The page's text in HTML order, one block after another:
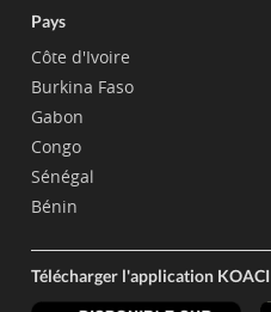
Pays
Côte d'Ivoire
Burkina Faso
Gabon
Congo
Sénégal
Bénin
Télécharger l'application KOACI